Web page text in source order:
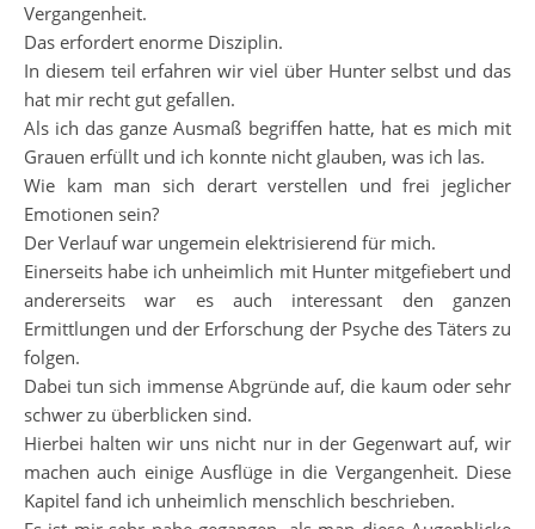
Vergangenheit.
Das erfordert enorme Disziplin.
In diesem teil erfahren wir viel über Hunter selbst und das
hat mir recht gut gefallen.
Als ich das ganze Ausmaß begriffen hatte, hat es mich mit
Grauen erfüllt und ich konnte nicht glauben, was ich las.
Wie kam man sich derart verstellen und frei jeglicher
Emotionen sein?
Der Verlauf war ungemein elektrisierend für mich.
Einerseits habe ich unheimlich mit Hunter mitgefiebert und
andererseits war es auch interessant den ganzen
Ermittlungen und der Erforschung der Psyche des Täters zu
folgen.
Dabei tun sich immense Abgründe auf, die kaum oder sehr
schwer zu überblicken sind.
Hierbei halten wir uns nicht nur in der Gegenwart auf, wir
machen auch einige Ausflüge in die Vergangenheit. Diese
Kapitel fand ich unheimlich menschlich beschrieben.